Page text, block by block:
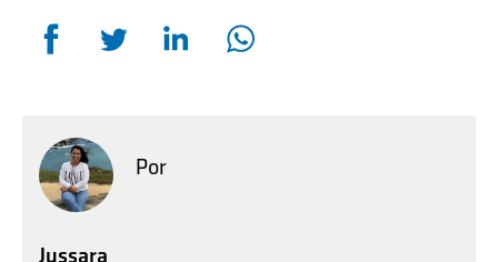
Por
Jussara